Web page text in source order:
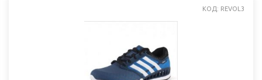
КОД: REVOL3